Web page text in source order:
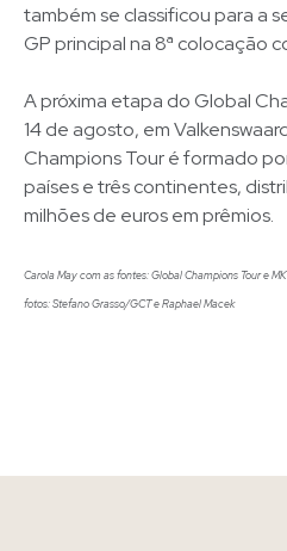
também se classificou para a
GP principal na 8ª colocação
A próxima etapa do Global
14 de agosto, em
Champions Tour é formado
países e três continentes,
milhões de euros em prêmios.
Carola May com as fontes: Global Champions Tour e
fotos: Stefano Grasso/GCT e Raphael Macek